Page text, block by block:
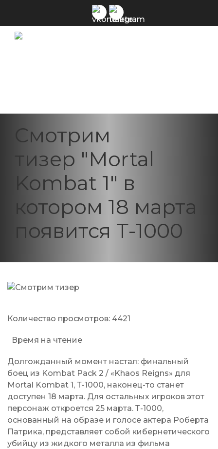
Смотрим
тизер "Mortal
Kombat 1" в
котором 18 марта
появится Т-1000
Количество просмотров: 4421
Время на чтение
Долгожданный момент настал: финальный
боец из Kombat Pack 2 / «Khaos Reigns» для
Mortal Kombat 1, Т-1000, наконец-то станет
доступен 18 марта. Для остальных игроков этот
персонаж откроется 25 марта. Т-1000,
основанный на образе и голосе актера Роберта
Патрика, представляет собой кибернетического
убийцу из жидкого металла из фильма